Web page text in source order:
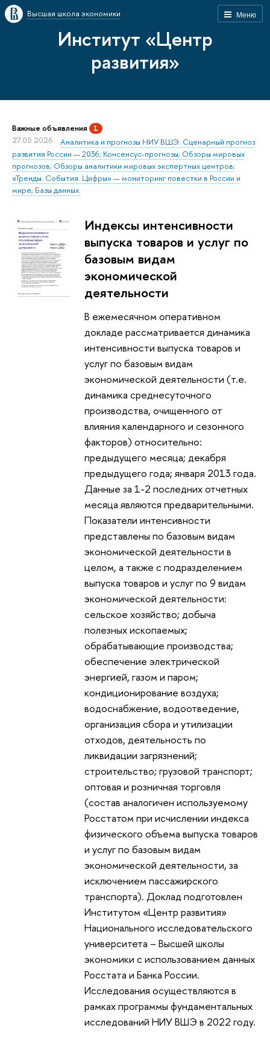
Меню
Высшая школа экономики
Институт «Центр
развития»
Важные объявления 1
27.05.2026
Аналитика и прогнозы НИУ ВШЭ: Сценарный прогноз
развития России — 2036; Консенсус-прогнозы; Обзоры мировых
прогнозов; Обзоры аналитики мировых экспертных центров;
«Тренды. События. Цифры» — мониторинг повестки в России и
мире; Базы данных.
Индексы интенсивности
выпуска товаров и услуг по
базовым видам
экономической
деятельности
В ежемесячном оперативном
докладе рассматривается динамика
интенсивности выпуска товаров и
услуг по базовым видам
экономической деятельности (т.е.
динамика среднесуточного
производства, очищенного от
влияния календарного и сезонного
факторов) относительно:
предыдущего месяца; декабря
предыдущего года; января 2013 года.
Данные за 1-2 последних отчетных
месяца являются предварительными.
Показатели интенсивности
представлены по базовым видам
экономической деятельности в
целом, а также с подразделением
выпуска товаров и услуг по 9 видам
экономической деятельности:
сельское хозяйство; добыча
полезных ископаемых;
обрабатывающие производства;
обеспечение электрической
энергией, газом и паром;
кондиционирование воздуха;
водоснабжение, водоотведение,
организация сбора и утилизации
отходов, деятельность по
ликвидации загрязнений;
строительство; грузовой транспорт;
оптовая и розничная торговля
(состав аналогичен используемому
Росстатом при исчислении индекса
физического объема выпуска товаров
и услуг по базовым видам
экономической деятельности, за
исключением пассажирского
транспорта). Доклад подготовлен
Институтом «Центр развития»
Национального исследовательского
университета – Высшей школы
экономики с использованием данных
Росстата и Банка России.
Исследования осуществляются в
рамках программы фундаментальных
исследований НИУ ВШЭ в 2022 году.